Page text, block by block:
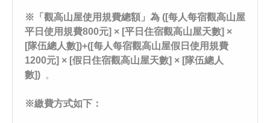
※「觀高山屋使用規費總額」為 ([每人每宿觀高山屋
平日使用規費800元] × [平日住宿觀高山屋天數] ×
[隊伍總人數])+([每人每宿觀高山屋假日使用規費
1200元] × [假日住宿觀高山屋天數] × [隊伍總人
數]) 。
※繳費方式如下：